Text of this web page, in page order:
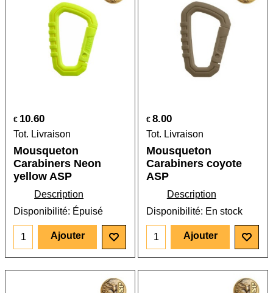
€ 10.60
Tot. Livraison
Mousqueton
Carabiners Neon
yellow ASP
Description
Disponibilité: Épuisé
Ajouter
€ 8.00
Tot. Livraison
Mousqueton
Carabiners coyote
ASP
Description
Disponibilité: En stock
Ajouter